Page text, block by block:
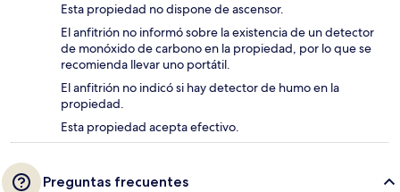
Esta propiedad no dispone de ascensor.
El anfitrión no informó sobre la existencia de un detector
de monóxido de carbono en la propiedad, por lo que se
recomienda llevar uno portátil.
El anfitrión no indicó si hay detector de humo en la
propiedad.
Esta propiedad acepta efectivo.
Preguntas frecuentes